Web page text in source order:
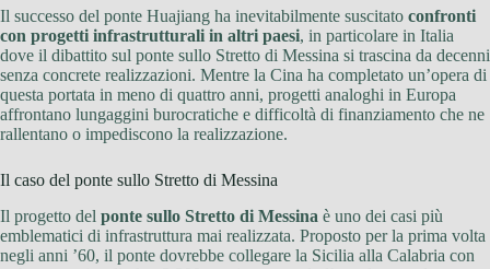
Il successo del ponte Huajiang ha inevitabilmente suscitato confronti
con progetti infrastrutturali in altri paesi, in particolare in Italia
dove il dibattito sul ponte sullo Stretto di Messina si trascina da decenni
senza concrete realizzazioni. Mentre la Cina ha completato un’opera di
questa portata in meno di quattro anni, progetti analoghi in Europa
affrontano lungaggini burocratiche e difficoltà di finanziamento che ne
rallentano o impediscono la realizzazione.
Il caso del ponte sullo Stretto di Messina
Il progetto del ponte sullo Stretto di Messina è uno dei casi più
emblematici di infrastruttura mai realizzata. Proposto per la prima volta
negli anni ’60, il ponte dovrebbe collegare la Sicilia alla Calabria con